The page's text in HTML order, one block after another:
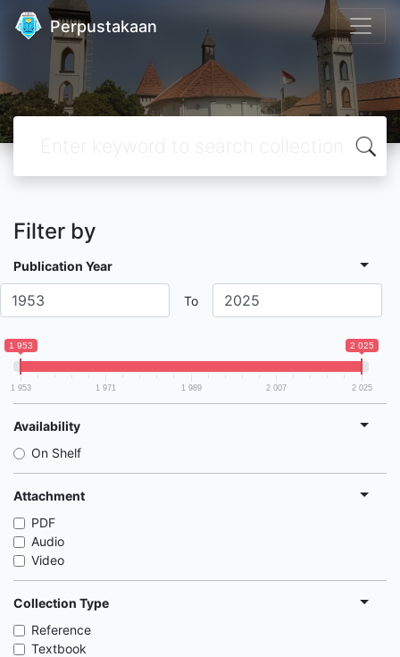
Perpustakaan
Filter by
Publication Year
To
1 953 2 025
1 953 1 971 1 989 2 007 2 025
Availability
On Shelf
Attachment
PDF
Audio
Video
Collection Type
Reference
Textbook